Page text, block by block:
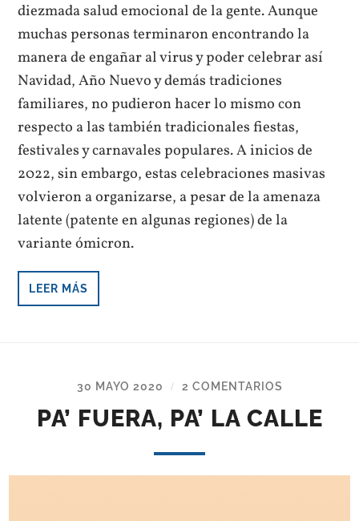
diezmada salud emocional de la gente. Aunque
muchas personas terminaron encontrando la
manera de engañar al virus y poder celebrar así
Navidad, Año Nuevo y demás tradiciones
familiares, no pudieron hacer lo mismo con
respecto a las también tradicionales fiestas,
festivales y carnavales populares. A inicios de
2022, sin embargo, estas celebraciones masivas
volvieron a organizarse, a pesar de la amenaza
latente (patente en algunas regiones) de la
variante ómicron.
LEER MÁS
30 MAYO 2020 / 2 COMENTARIOS
PA’ FUERA, PA’ LA CALLE